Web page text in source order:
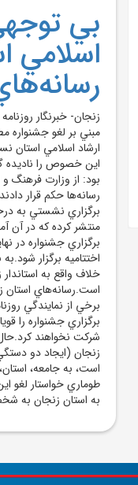
بي
اسلامي
زنجان- خبرنگار
مبني بر لغو جشنواره
ارشاد اسلامي استان
اين خصوص را ناديده
بود: از وزارت فرهنگ
رسانه‌ها حکم قرار
برگزاري نشستي به
منتشر کرده که در
برگزاري جشنواره در
اختتاميه برگزار
خلاف واقع به
است.رسانه‌هاي استان
برخي از نمايندگي
برگزاري جشنواره را
شرکت نخواهند
زنجان (ايجاد دو
طوماري خواستار لغو
به استان زنجان به